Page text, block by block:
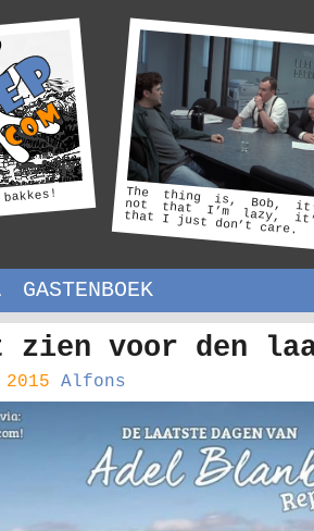
The thing is, Bob,
not that I’m lazy,
that I just don’t care.
GASTENBOEK
zien voor den
Alfons